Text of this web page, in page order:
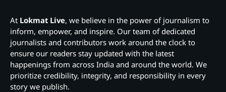
At Lokmat Live, we believe in the power of journalism to
inform, empower, and inspire. Our team of dedicated
journalists and contributors work around the clock to
ensure our readers stay updated with the latest
happenings from across India and around the world. We
prioritize credibility, integrity, and responsibility in every
story we publish.